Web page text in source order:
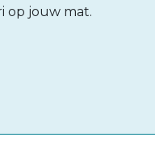
op jouw mat.